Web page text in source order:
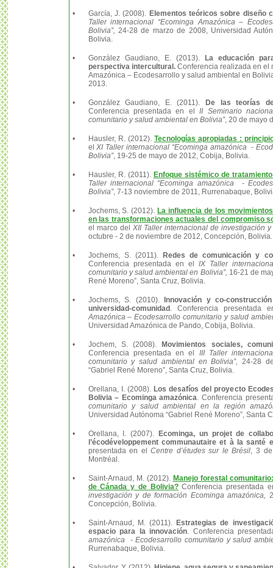
• García, J. (2008). Elementos teóricos sobre diseño
Taller internacional “Ecominga Amazónica –
Bolivia”, 24-28 de marzo de 2008, Universidad
Bolivia.
• González Gaudiano, E. (2013).La educación
perspectiva intercultural.Conferencia realizada en el
Amazónica – Ecodesarrollo y salud ambiental en
2013.
• González Gaudiano, E. (2011).
De las teorías
Conferencia presentada en elII Seminario
comunitario y salud ambiental en Bolivia”, 20 de mayo
• Hausler, R. (2012). Tecnologías apropiadas :
elXI Taller internacional “Ecominga amazónica -
Bolivia”, 19-25 de mayo de 2012, Cobija, Bolivia.
• Hausler, R. (2011). Enfoque sistémico de
Taller internacional “Ecominga amazónica -
Bolivia”, 7-13 noviembre de 2011, Rurrenabaque,
• Jochems, S. (2012). La influencia de los
en las transformaciones actuales del compromiso
el marco del XII Taller internacional de investigación
octubre - 2 de noviembre de 2012, Concepción, Bolivia.
• Jochems, S. (2011).
Redes de comunicación y
Conferencia presentada en el IX Taller
comunitario y salud ambiental en Bolivia”, 16-21 de
René Moreno”, Santa Cruz, Bolivia.
• Jochems, S. (2010).
Innovación y co-
universidad-comunidad . Conferencia presentada
Amazónica – Ecodesarrollo comunitario y salud
Universidad Amazónica de Pando, Cobija, Bolivia.
• Jochem, S. (2008).
Movimientos sociales,
Conferencia presentada en el III Taller
comunitario y salud ambiental en Bolivia”, 24-28
“Gabriel René Moreno”, Santa Cruz, Bolivia.
• Orellana, I. (2008). Los desafíos del proyecto
Bolivia – Ecominga amazónica. Conferencia
comunitario y salud ambiental en la región
Universidad Autónoma “Gabriel René Moreno”, Santa
• Orellana, I. (2007).
Ecominga, un projet de
l’écodéveloppement communautaire et à la santé
presentada en elCentre d’études sur le Brésil, 3 de
Montréal.
• Saint-Arnaud, M. (2012). Manejo forestal
de Cánada y de Bolivia?Conferencia presentada
investigación y de formación Ecominga amazónica,
Concepción, Bolivia.
• Saint-Arnaud, M. (2011). Estrategias de
espacio para la innovación. Conferencia
amazónica - Ecodesarrollo comunitario y salud
Rurrenabaque, Bolivia.